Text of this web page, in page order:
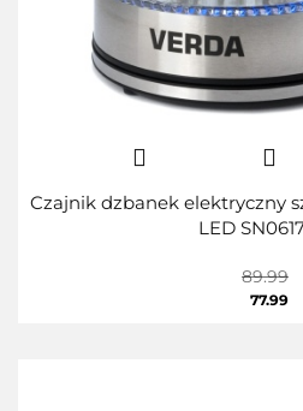
Czajnik dzbanek elektryczny
LED
89.99
77.99